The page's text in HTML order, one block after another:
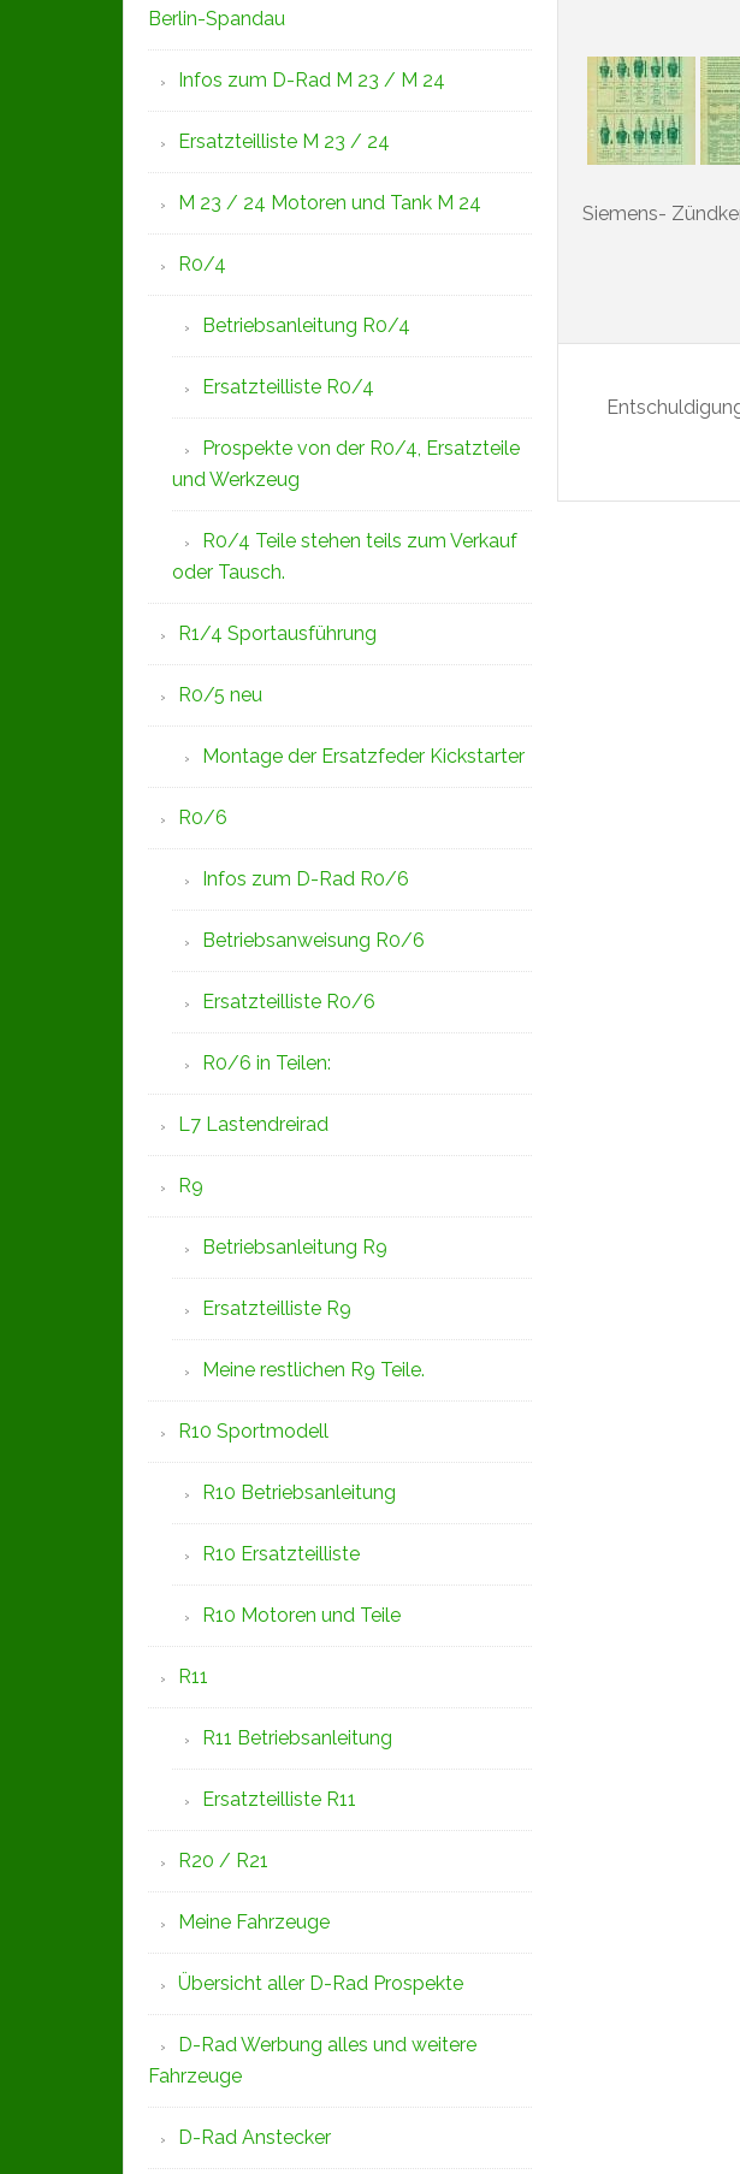
Siemens-
Berlin-Spandau
Infos zum D-Rad M 23 / M 24
Ersatzteilliste M 23 / 24
M 23 / 24 Motoren und Tank M 24
R0/4
Betriebsanleitung R0/4
Ersatzteilliste R0/4
Prospekte von der R0/4, Ersatzteile
und Werkzeug
R0/4 Teile stehen teils zum Verkauf
oder Tausch.
R1/4 Sportausführung
R0/5 neu
Montage der Ersatzfeder Kickstarter
R0/6
Infos zum D-Rad R0/6
Betriebsanweisung R0/6
Ersatzteilliste R0/6
R0/6 in Teilen:
L7 Lastendreirad
R9
Betriebsanleitung R9
Ersatzteilliste R9
Meine restlichen R9 Teile.
R10 Sportmodell
R10 Betriebsanleitung
R10 Ersatzteilliste
R10 Motoren und Teile
R11
R11 Betriebsanleitung
Ersatzteilliste R11
R20 / R21
Meine Fahrzeuge
Übersicht aller D-Rad Prospekte
D-Rad Werbung alles und weitere
Fahrzeuge
D-Rad Anstecker